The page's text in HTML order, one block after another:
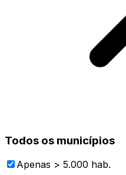
Todos os municípios
Apenas > 5.000 hab.